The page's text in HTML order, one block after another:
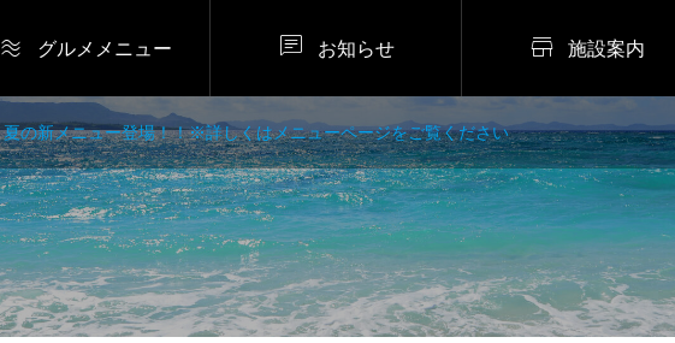
 グルメメニュー  お知らせ  施設案内
夏の新メニュー登場！！※詳しくはメニューページをご覧ください